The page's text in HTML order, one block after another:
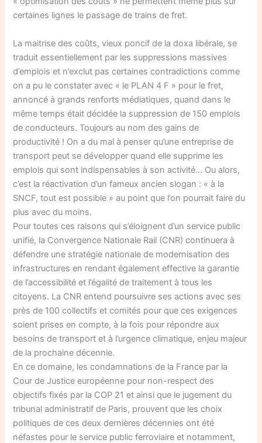
certaines lignes le passage de trains de fret.
La maitrise des coûts, vieux poncif de la doxa libérale, se
traduit essentiellement par les suppressions massives
d’emplois et n’exclut pas certaines contradictions comme
on a pu le constater avec « le PLAN 4 F » pour le fret,
annoncé à grands renforts médiatiques, quand dans le
même temps était décidée la suppression de 150 emplois
de conducteurs. Toujours au nom des gains de
productivité ! On a du mal à penser qu’une entreprise de
transport peut se développer quand elle supprime les
emplois qui sont indispensables à son activité… Ou alors,
c’est la réactivation d’un fameux ancien slogan : « à la
SNCF, tout est possible » au point que l’on pourrait faire du
plus avec du moins.
Pour toutes ces raisons qui s’éloignent d’un service public
unifié, la Convergence Nationale Rail (CNR) continuera à
défendre une stratégie nationale de modernisation des
infrastructures en rendant également effective la garantie
de l’accessibilité et l’égalité de traitement à tous les
citoyens. La CNR entend poursuivre ses actions avec ses
près de 100 collectifs et comités pour que ces exigences
soient prises en compte, à la fois pour répondre aux
besoins de transport et à l’urgence climatique, enjeu majeur
de la prochaine décennie.
En ce domaine, les condamnations de la France par la
Cour de Justice européenne pour non-respect des
objectifs fixés par la COP 21 et ainsi que le jugement du
tribunal administratif de Paris, prouvent que les choix
politiques de ces deux dernières décennies ont été
néfastes pour le service public ferroviaire et notamment,